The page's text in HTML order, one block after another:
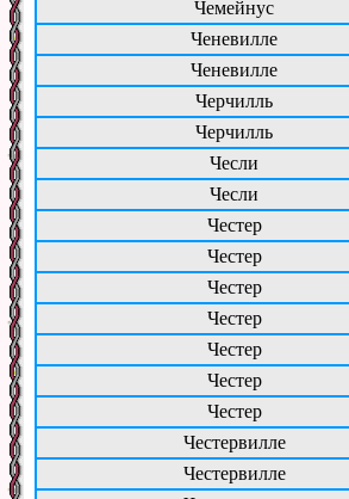
Чемейнус
Ченевилле
Ченевилле
Черчилль
Черчилль
Чесли
Чесли
Честер
Честер
Честер
Честер
Честер
Честер
Честер
Честервилле
Честервилле